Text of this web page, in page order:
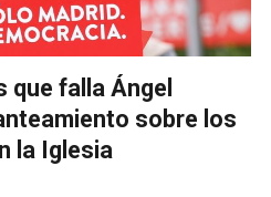
que falla Ángel
sobre los
la Iglesia